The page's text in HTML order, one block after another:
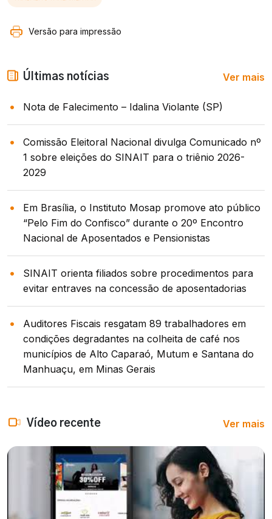
Versão para impressão
Últimas notícias Ver mais
Nota de Falecimento – Idalina Violante (SP)
Comissão Eleitoral Nacional divulga Comunicado nº
1 sobre eleições do SINAIT para o triênio 2026-
2029
Em Brasília, o Instituto Mosap promove ato público
“Pelo Fim do Confisco” durante o 20º Encontro
Nacional de Aposentados e Pensionistas
SINAIT orienta filiados sobre procedimentos para
evitar entraves na concessão de aposentadorias
Auditores Fiscais resgatam 89 trabalhadores em
condições degradantes na colheita de café nos
municípios de Alto Caparaó, Mutum e Santana do
Manhuaçu, em Minas Gerais
Vídeo recente Ver mais